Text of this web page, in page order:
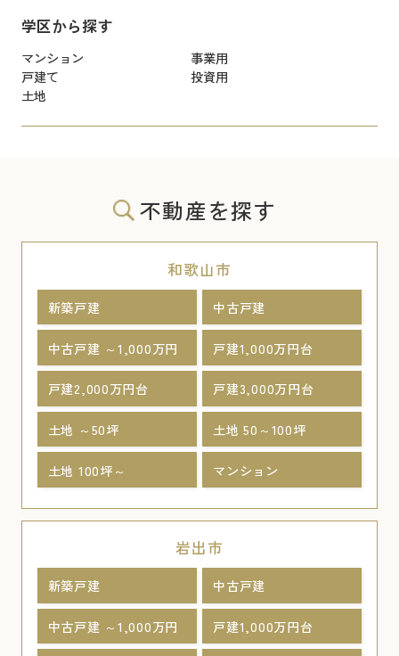
学区から探す
マンション
事業用
戸建て
投資用
土地
不動産を探す
和歌山市
新築戸建 中古戸建
中古戸建 ～1,000万円 戸建1,000万円台
戸建2,000万円台 戸建3,000万円台
土地 ～50坪 土地 50～100坪
土地 100坪～ マンション
岩出市
新築戸建 中古戸建
中古戸建 ～1,000万円 戸建1,000万円台